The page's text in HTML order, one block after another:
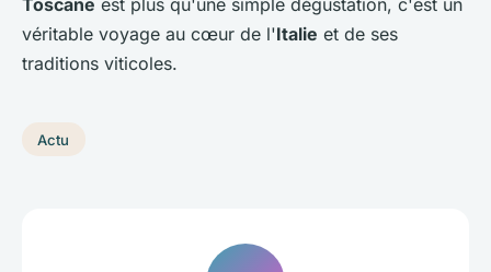
véritable voyage au cœur de l'Italie et de ses
traditions viticoles.
Actu